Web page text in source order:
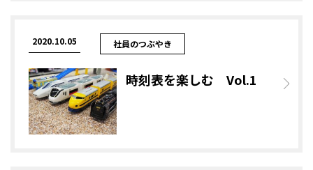
2020.10.05 社員のつぶやき
時刻表を楽しむ Vol.1